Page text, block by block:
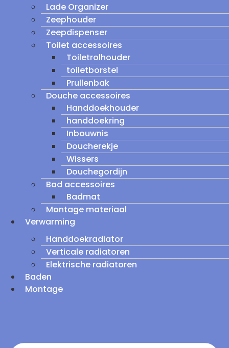
Lade Organizer
Zeephouder
Zeepdispenser
Toilet accessoires
Toiletrolhouder
toiletborstel
Prullenbak
Douche accessoires
Handdoekhouder
handdoekring
Inbouwnis
Doucherekje
Wissers
Douchegordijn
Bad accessoires
Badmat
Montage materiaal
Verwarming
Handdoekradiator
Verticale radiatoren
Elektrische radiatoren
Baden
Montage